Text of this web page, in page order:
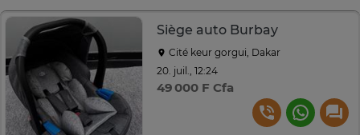
Siège auto Burbay
Cité keur gorgui, Dakar
20. juil., 12:24
49 000 F Cfa